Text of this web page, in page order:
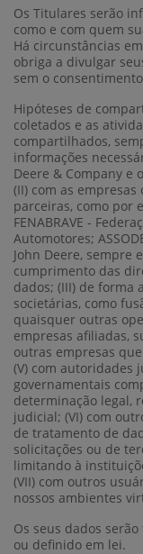
Os Titulares serão
como e com quem
Há circunstâncias
obriga a divulgar
sem o
Hipóteses de
coletados e as
compartilhados,
informações
Deere & Company e
(II) com as
parceiras, como por
FENABRAVE -
Automotores;
John Deere, sempre
cumprimento das
dados; (III) de forma
societárias, como
quaisquer outras
empresas afiliadas,
outras empresas
(V) com autoridades
governamentais
determinação legal,
judicial; (VI) com
de tratamento de
solicitações ou de
limitando à
(VII) com outros
nossos ambientes
Os seus dados
ou definido em lei.